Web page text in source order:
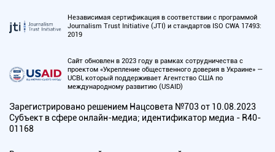
Независимая сертификация в соответствии с программой
Journalism Trust Initiative (JTI) и стандартов ISO CWA 17493:
2019
Сайт обновлен в 2023 году в рамках сотрудничества с
проектом «Укрепление общественного доверия в Украине» —
UCBI, который поддерживает Агентство США по
международному развитию (USAID)
Зарегистрировано решением Нацсовета №703 от 10.08.2023
Субъект в сфере онлайн-медиа; идентификатор медиа - R40-
01168